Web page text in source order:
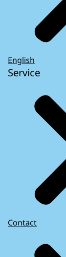
English
Service
Contact